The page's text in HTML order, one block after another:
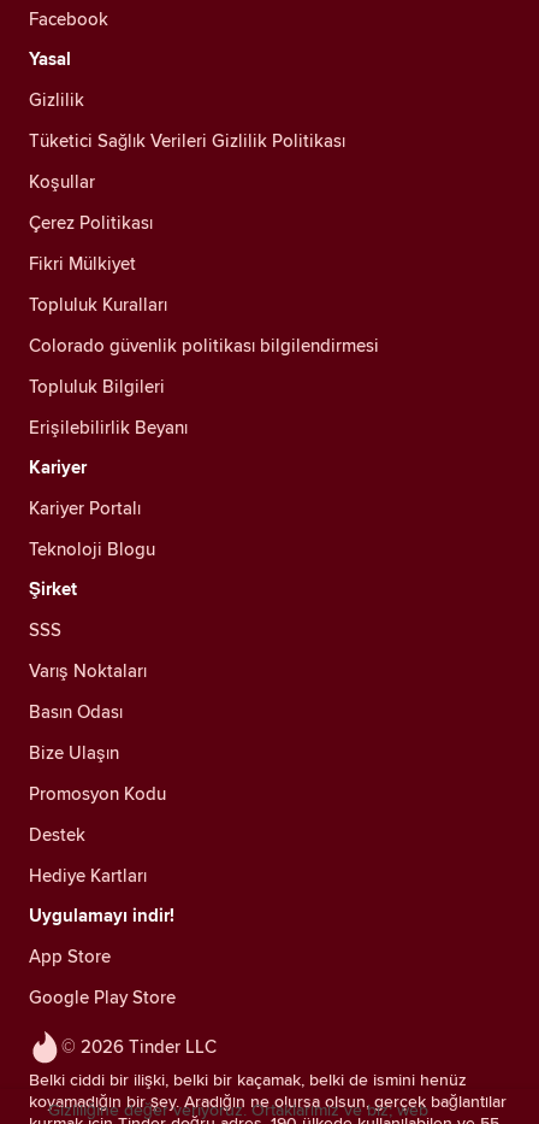
© 2026 Tinder LLC
Belki ciddi bir ilişki, belki bir kaçamak, belki de ismini henüz
koyamadığın bir şey. Aradığın ne olursa olsun, gerçek bağlantılar
Facebook
Yasal
Gizlilik
Tüketici Sağlık Verileri Gizlilik Politikası
Koşullar
Çerez Politikası
Fikri Mülkiyet
Topluluk Kuralları
Colorado güvenlik politikası bilgilendirmesi
Topluluk Bilgileri
Erişilebilirlik Beyanı
Kariyer
Kariyer Portalı
Teknoloji Blogu
Şirket
SSS
Varış Noktaları
Basın Odası
Bize Ulaşın
Promosyon Kodu
Destek
Hediye Kartları
Uygulamayı indir!
App Store
Google Play Store
Gizliliğine değer veriyoruz. Ortaklarımız ve biz; web